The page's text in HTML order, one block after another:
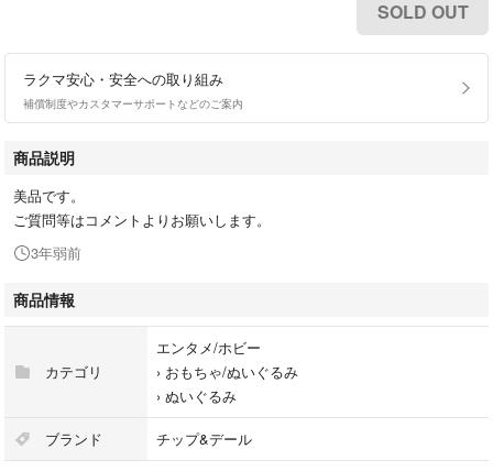
SOLD OUT
ラクマ安心・安全への取り組み
補償制度やカスタマーサポートなどのご案内
商品説明
美品です。
ご質問等はコメントよりお願いします。
3年弱前
商品情報
カテゴリ
エンタメ/ホビー
› おもちゃ/ぬいぐるみ
› ぬいぐるみ
ブランド チップ&デール